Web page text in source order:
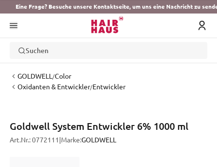
Eine Frage? Besuche unsere Kontaktseite, um uns eine Nachricht zu
Suchen
GOLDWELL /Color
Oxidanten & Entwickler/Entwickler
Goldwell System Entwickler 6% 1000 ml
Art.Nr.:0772111 Marke:GOLDWELL